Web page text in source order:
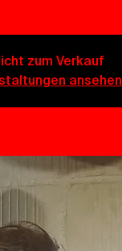
zum Verkauf
ansehen